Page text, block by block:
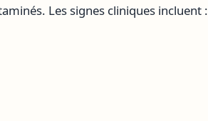
Les signes cliniques incluent :